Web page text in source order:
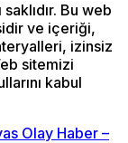
Bu web
ve içeriği,
izinsiz
sitemizi
kabul